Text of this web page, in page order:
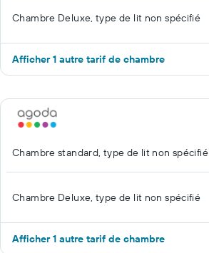
Chambre Deluxe, type de lit non spécifié
Afficher 1 autre tarif de chambre
Chambre standard, type de lit non spécifié
Chambre Deluxe, type de lit non spécifié
Afficher 1 autre tarif de chambre